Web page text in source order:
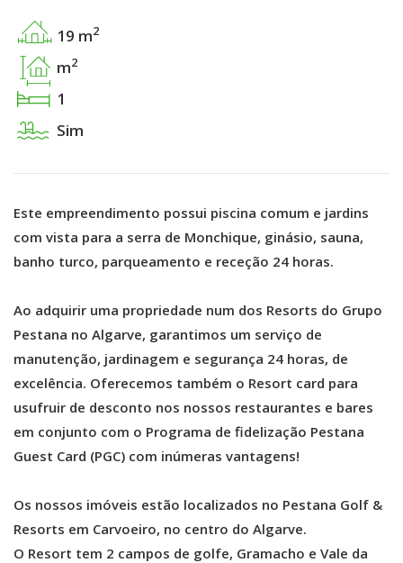
19 m2
m2
1
Sim
Este empreendimento possui piscina comum e jardins
com vista para a serra de Monchique, ginásio, sauna,
banho turco, parqueamento e receção 24 horas.
Ao adquirir uma propriedade num dos Resorts do Grupo
Pestana no Algarve, garantimos um serviço de
manutenção, jardinagem e segurança 24 horas, de
excelência. Oferecemos também o Resort card para
usufruir de desconto nos nossos restaurantes e bares
em conjunto com o Programa de fidelização Pestana
Guest Card (PGC) com inúmeras vantagens!
Os nossos imóveis estão localizados no Pestana Golf &
Resorts em Carvoeiro, no centro do Algarve.
O Resort tem 2 campos de golfe, Gramacho e Vale da